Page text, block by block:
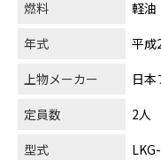
燃料
軽油
年式
平成
上物メーカー
日本
定員数
2人
型式